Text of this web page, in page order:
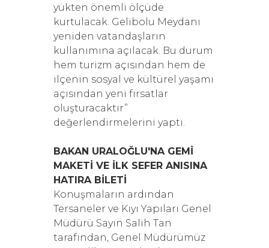
yükten önemli ölçüde
kurtulacak. Gelibolu Meydanı
yeniden vatandaşların
kullanımına açılacak. Bu durum
hem turizm açısından hem de
ilçenin sosyal ve kültürel yaşamı
açısından yeni fırsatlar
oluşturacaktır”
değerlendirmelerini yaptı.
BAKAN URALOĞLU'NA GEMİ
MAKETİ VE İLK SEFER ANISINA
HATIRA BİLETİ
Konuşmaların ardından
Tersaneler ve Kıyı Yapıları Genel
Müdürü Sayın Salih Tan
tarafından, Genel Müdürümüz